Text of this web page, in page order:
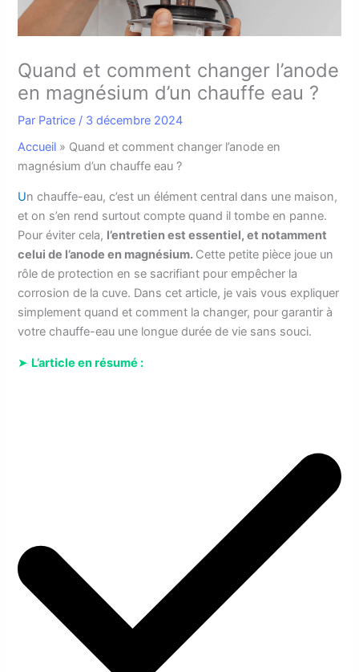
Quand et comment changer l’anode
en magnésium d’un chauffe eau ?
Par Patrice / 3 décembre 2024
Accueil » Quand et comment changer l’anode en
magnésium d’un chauffe eau ?
Un chauffe-eau, c’est un élément central dans une maison,
et on s’en rend surtout compte quand il tombe en panne.
Pour éviter cela, l’entretien est essentiel, et notamment
celui de l’anode en magnésium. Cette petite pièce joue un
rôle de protection en se sacrifiant pour empêcher la
corrosion de la cuve. Dans cet article, je vais vous expliquer
simplement quand et comment la changer, pour garantir à
votre chauffe-eau une longue durée de vie sans souci.
➤ L’article en résumé :